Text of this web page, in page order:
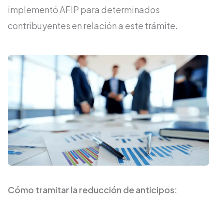
implementó AFIP para determinados
contribuyentes en relación a este trámite.
Cómo tramitar la reducción de anticipos: